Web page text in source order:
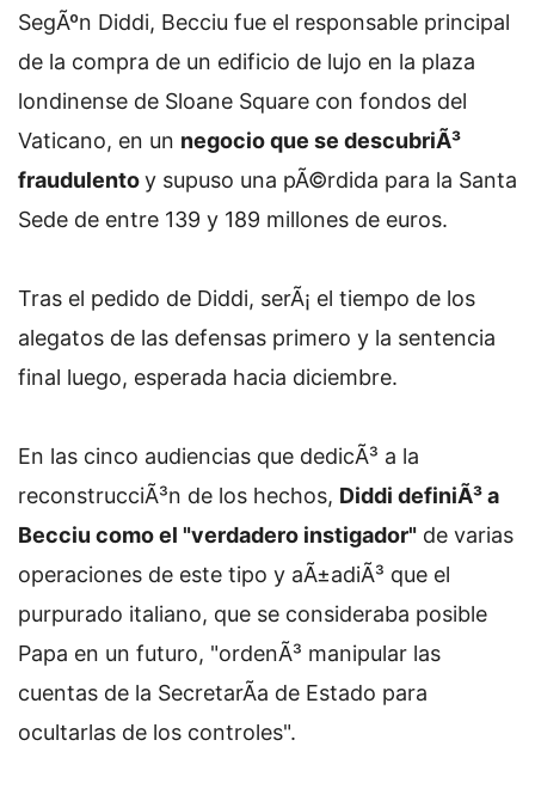
SegÃºn Diddi, Becciu fue el responsable principal
de la compra de un edificio de lujo en la plaza
londinense de Sloane Square con fondos del
Vaticano, en un negocio que se descubriÃ³
fraudulentoy supuso una pÃ©rdida para la Santa
Sede de entre 139 y 189 millones de euros.
Tras el pedido de Diddi, serÃ¡ el tiempo de los
alegatos de las defensas primero y la sentencia
final luego, esperada hacia diciembre.
En las cinco audiencias que dedicÃ³ a la
reconstrucciÃ³n de los hechos, Diddi definiÃ³ a
Becciu como el "verdadero instigador" de varias
operaciones de este tipo y aÃ±adiÃ³ que el
purpurado italiano, que se consideraba posible
Papa en un futuro, "ordenÃ³ manipular las
cuentas de la SecretarÃ­a de Estado para
ocultarlas de los controles".